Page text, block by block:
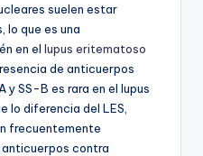
suelen estar
lo que es una
en el lupus eritematoso
de anticuerpos
y SS-B es rara en el lupus
lo diferencia del LES,
frecuentemente
anticuerpos contra